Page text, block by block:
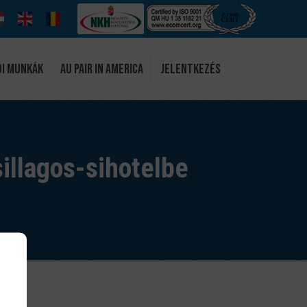
Au Pair in America Jelentkezés
sihotelbe